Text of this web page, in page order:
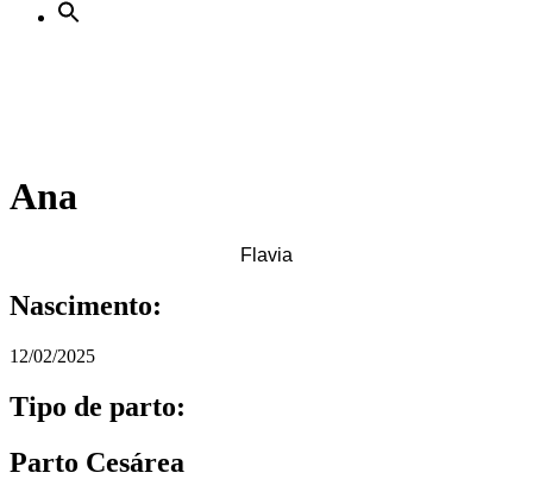
Ana
Flavia
Nascimento:
12/02/2025
Tipo de parto:
Parto Cesárea